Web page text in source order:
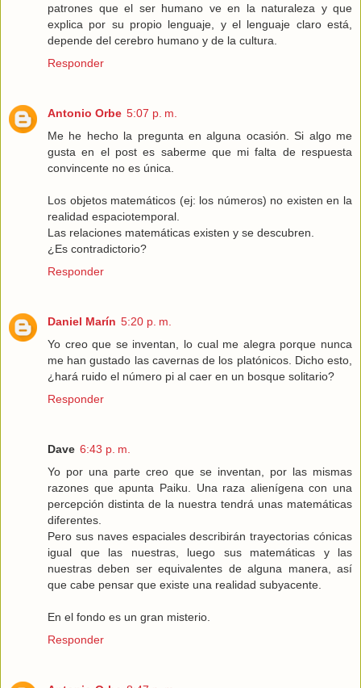
patrones que el ser humano ve en la naturaleza y que
explica por su propio lenguaje, y el lenguaje claro está,
depende del cerebro humano y de la cultura.
Responder
Antonio Orbe 5:07 p. m.
Me he hecho la pregunta en alguna ocasión. Si algo me
gusta en el post es saberme que mi falta de respuesta
convincente no es única.
Los objetos matemáticos (ej: los números) no existen en la
realidad espaciotemporal.
Las relaciones matemáticas existen y se descubren.
¿Es contradictorio?
Responder
Daniel Marín 5:20 p. m.
Yo creo que se inventan, lo cual me alegra porque nunca
me han gustado las cavernas de los platónicos. Dicho esto,
¿hará ruido el número pi al caer en un bosque solitario?
Responder
Dave 6:43 p. m.
Yo por una parte creo que se inventan, por las mismas
razones que apunta Paiku. Una raza alienígena con una
percepción distinta de la nuestra tendrá unas matemáticas
diferentes.
Pero sus naves espaciales describirán trayectorias cónicas
igual que las nuestras, luego sus matemáticas y las
nuestras deben ser equivalentes de alguna manera, así
que cabe pensar que existe una realidad subyacente.
En el fondo es un gran misterio.
Responder